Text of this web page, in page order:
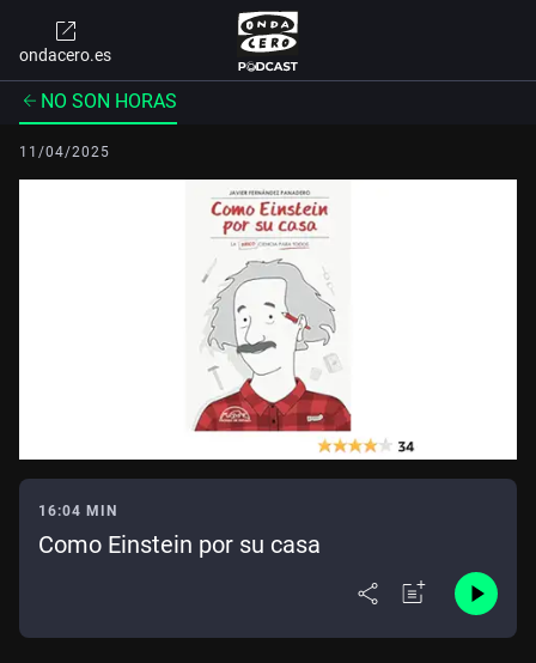
ondacero.es
NO SON HORAS
11/04/2025
16:04 MIN
Como Einstein por su casa